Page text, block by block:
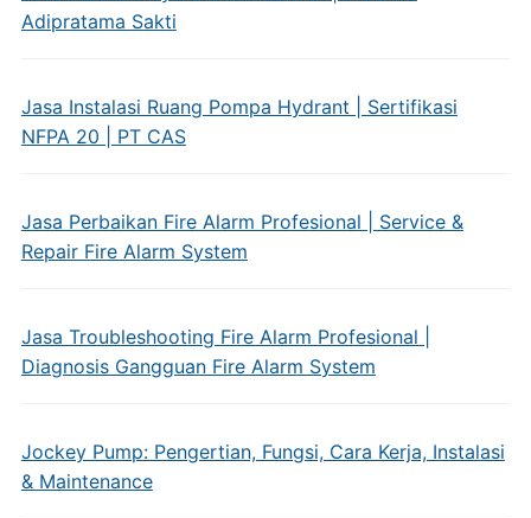
Adipratama Sakti
Jasa Instalasi Ruang Pompa Hydrant | Sertifikasi
NFPA 20 | PT CAS
Jasa Perbaikan Fire Alarm Profesional | Service &
Repair Fire Alarm System
Jasa Troubleshooting Fire Alarm Profesional |
Diagnosis Gangguan Fire Alarm System
Jockey Pump: Pengertian, Fungsi, Cara Kerja, Instalasi
& Maintenance